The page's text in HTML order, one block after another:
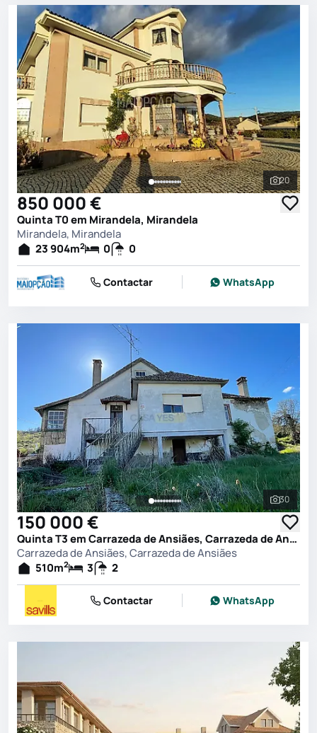
Ver
20
850 000 €
Quinta T0 em Mirandela, Mirandela
Mirandela, Mirandela
23 904m2 0 0
Contactar WhatsApp
Ver
30
150 000 €
Quinta T3 em Carrazeda de Ansiães, Carrazeda de Ansiães
Carrazeda de Ansiães, Carrazeda de Ansiães
510m2 3 2
Contactar WhatsApp